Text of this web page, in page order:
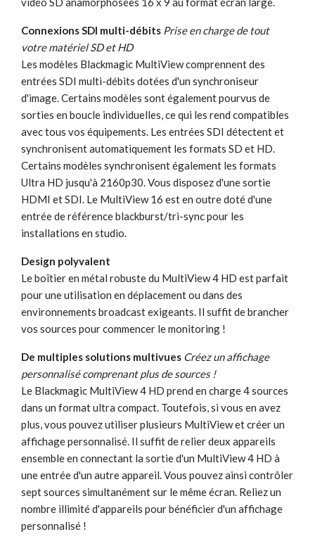
Connexions SDI multi-débits Prise en charge de tout
votre matériel SD et HD
Les modèles Blackmagic MultiView comprennent des
entrées SDI multi-débits dotées d'un synchroniseur
d'image. Certains modèles sont également pourvus de
sorties en boucle individuelles, ce qui les rend compatibles
avec tous vos équipements. Les entrées SDI détectent et
synchronisent automatiquement les formats SD et HD.
Certains modèles synchronisent également les formats
Ultra HD jusqu'à 2160p30. Vous disposez d'une sortie
HDMI et SDI. Le MultiView 16 est en outre doté d'une
entrée de référence blackburst/tri-sync pour les
installations en studio.
Design polyvalent
Le boîtier en métal robuste du MultiView 4 HD est parfait
pour une utilisation en déplacement ou dans des
environnements broadcast exigeants. Il suffit de brancher
vos sources pour commencer le monitoring !
De multiples solutions multivues Créez un affichage
personnalisé comprenant plus de sources !
Le Blackmagic MultiView 4 HD prend en charge 4 sources
dans un format ultra compact. Toutefois, si vous en avez
plus, vous pouvez utiliser plusieurs MultiView et créer un
affichage personnalisé. Il suffit de relier deux appareils
ensemble en connectant la sortie d'un MultiView 4 HD à
une entrée d'un autre appareil. Vous pouvez ainsi contrôler
sept sources simultanément sur le même écran. Reliez un
nombre illimité d'appareils pour bénéficier d'un affichage
personnalisé !